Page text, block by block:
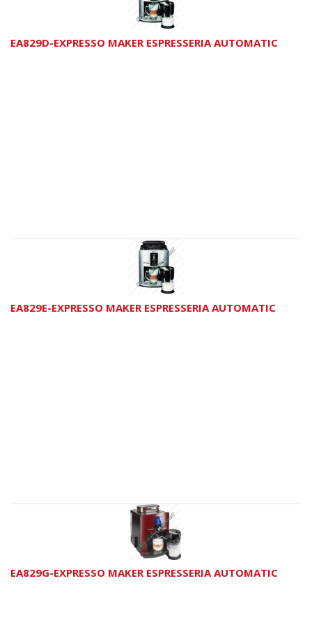
EA829D-EXPRESSO MAKER ESPRESSERIA AUTOMATIC
EA829E-EXPRESSO MAKER ESPRESSERIA AUTOMATIC
EA829G-EXPRESSO MAKER ESPRESSERIA AUTOMATIC